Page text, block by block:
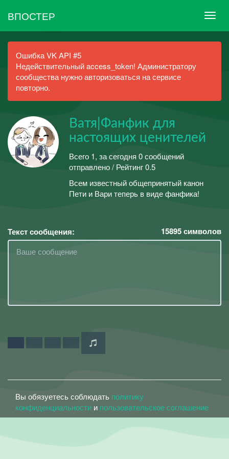
ВПОСТЕР
Ошибка VK API #5
Недействительный access_token! Администратору
сообщества нужно авторизоваться на сервисе
повторно.
Ватя|Фанфик для
настоящих ценителей
Всего 1, за сегодня 0 сообщений
отправлено / Рейтинг 0.5
Всем известный общепринятый канон
Пети и Вари теперь в виде фанфика!
Текст сообщения: 15895символов
Вы обязуетесь соблюдать политику
конфиденциальности и пользовательское соглашение